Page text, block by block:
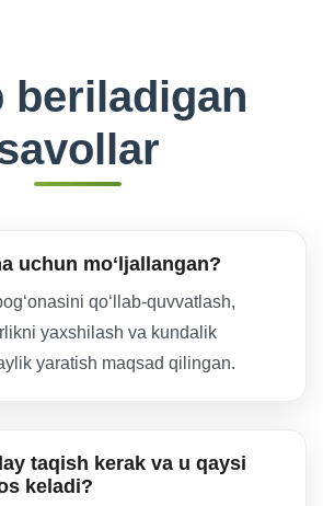
beriladigan
uchun moʻljallangan?
qoʻllab-quvvatlash,
yaxshilash va kundalik
yaratish maqsad qilingan.
taqish kerak va u qaysi
keladi?